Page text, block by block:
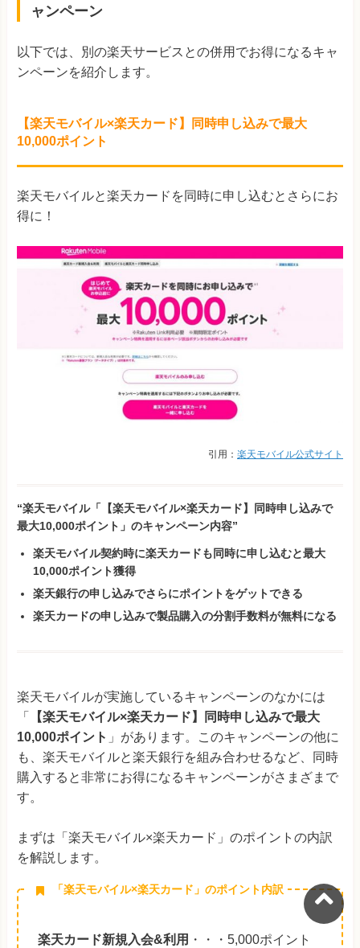
ャンペーン
以下では、別の楽天サービスとの併用でお得になるキャ
ンペーンを紹介します。
【楽天モバイル×楽天カード】同時申し込みで最大
10,000ポイント
楽天モバイルと楽天カードを同時に申し込むとさらにお
得に！
引用： 楽天モバイル公式サイト
“楽天モバイル「【楽天モバイル×楽天カード】同時申し込みで
最大10,000ポイント」のキャンペーン内容”
楽天モバイル契約時に楽天カードも同時に申し込むと最大
10,000ポイント獲得
楽天銀行の申し込みでさらにポイントをゲットできる
楽天カードの申し込みで製品購入の分割手数料が無料になる
楽天モバイルが実施しているキャンペーンのなかには
「
【楽天モバイル×楽天カード】同時申し込みで最大
10,000ポイント 」があります。このキャンペーンの他に
も、楽天モバイルと楽天銀行を組み合わせるなど、同時
購入すると非常にお得になるキャンペーンがさまざまで
す。
まずは「楽天モバイル×楽天カード」のポイントの内訳
を解説します。
「楽天モバイル×楽天カード」のポイント内訳
楽天カード新規入会&利用 ・・・5,000ポイント